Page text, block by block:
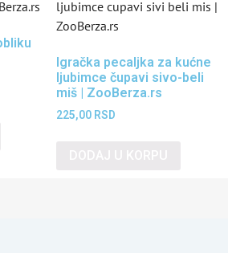
Igračka pecaljka za kućne
ljubimce čupavi sivo-beli
miš | ZooBerza.rs
225,00 RSD